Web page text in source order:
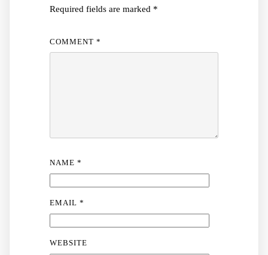
Required fields are marked *
COMMENT *
NAME *
EMAIL *
WEBSITE